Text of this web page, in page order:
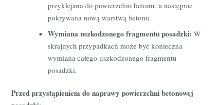
przyklejana do powierzchni betonu, a następnie
pokrywana nową warstwą betonu.
Wymiana uszkodzonego fragmentu posadzki: W
skrajnych przypadkach może być konieczna
wymiana całego uszkodzonego fragmentu
posadzki.
Przed przystąpieniem do naprawy powierzchni betonowej